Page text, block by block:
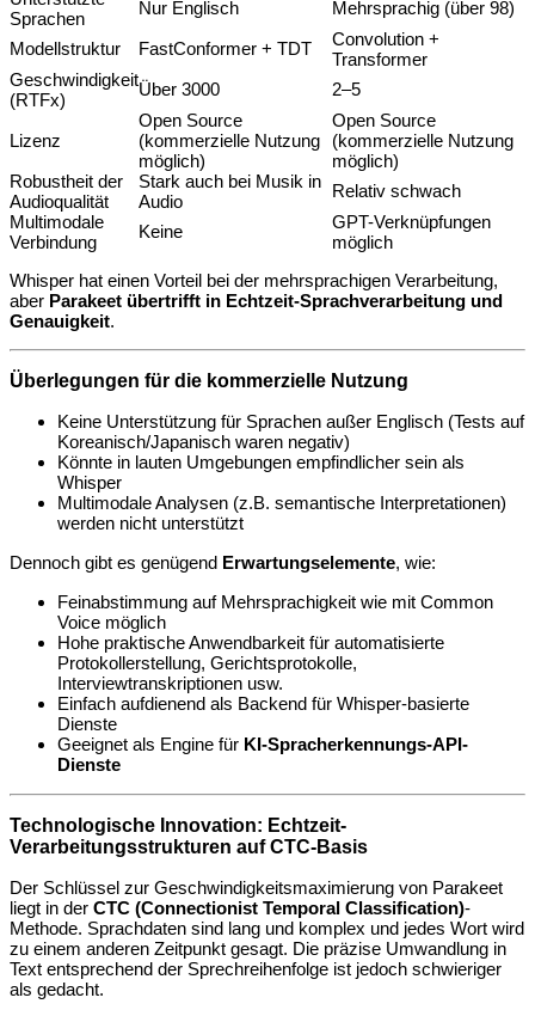
Sprachen
Nur Englisch
Mehrsprachig (über 98)
Modellstruktur
FastConformer + TDT
Convolution +
Transformer
Geschwindigkeit
(RTFx)
Über 3000 2–5
Lizenz
Open Source
(kommerzielle Nutzung
möglich)
Open Source
(kommerzielle Nutzung
möglich)
Robustheit der
Audioqualität
Stark auch bei Musik in
Audio
Relativ schwach
Multimodale
Verbindung
Keine
GPT-Verknüpfungen
möglich
Whisper hat einen Vorteil bei der mehrsprachigen Verarbeitung,
aber Parakeet übertrifft in Echtzeit-Sprachverarbeitung und
Genauigkeit.
Überlegungen für die kommerzielle Nutzung
Keine Unterstützung für Sprachen außer Englisch (Tests auf
Koreanisch/Japanisch waren negativ)
Könnte in lauten Umgebungen empfindlicher sein als
Whisper
Multimodale Analysen (z.B. semantische Interpretationen)
werden nicht unterstützt
Dennoch gibt es genügend Erwartungselemente, wie:
Feinabstimmung auf Mehrsprachigkeit wie mit Common
Voice möglich
Hohe praktische Anwendbarkeit für automatisierte
Protokollerstellung, Gerichtsprotokolle,
Interviewtranskriptionen usw.
Einfach aufdienend als Backend für Whisper-basierte
Dienste
Geeignet als Engine für KI-Spracherkennungs-API-
Dienste
Technologische Innovation: Echtzeit-
Verarbeitungsstrukturen auf CTC-Basis
Der Schlüssel zur Geschwindigkeitsmaximierung von Parakeet
liegt in der CTC (Connectionist Temporal Classification)-
Methode. Sprachdaten sind lang und komplex und jedes Wort wird
zu einem anderen Zeitpunkt gesagt. Die präzise Umwandlung in
Text entsprechend der Sprechreihenfolge ist jedoch schwieriger
als gedacht.